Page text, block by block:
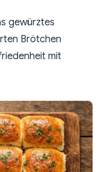
gewürztes
Brötchen
mit